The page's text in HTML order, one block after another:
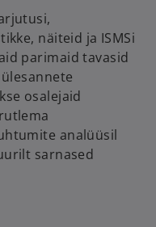
näiteid ja ISMSi
parimaid tavasid
osalejaid
analüüsil
sarnased